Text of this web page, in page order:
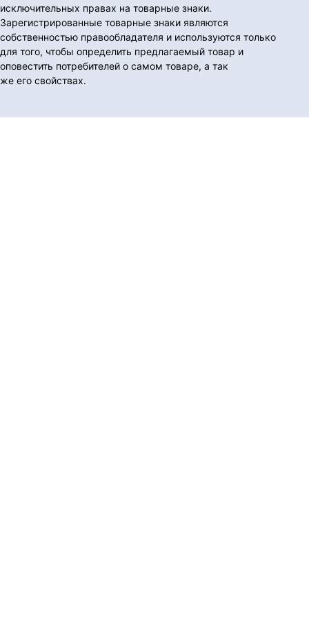
исключительных правах на товарные знаки.
Зарегистрированные товарные знаки являются
собственностью правообладателя и используются только
для того, чтобы определить предлагаемый товар и
оповестить потребителей о самом товаре, а так
же его свойствах.